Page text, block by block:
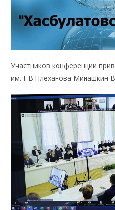
Участников конференции
им. Г.В.Плеханова Минашкин